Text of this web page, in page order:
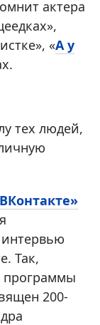
актера
«А у
тех людей,
Так,
программы
200-